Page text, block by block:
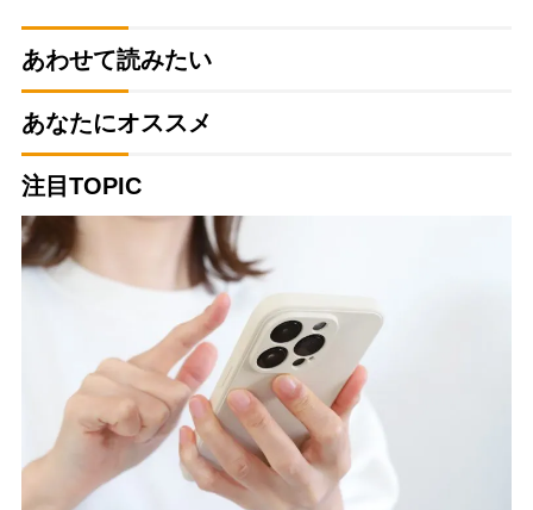
あわせて読みたい
あなたにオススメ
注目TOPIC